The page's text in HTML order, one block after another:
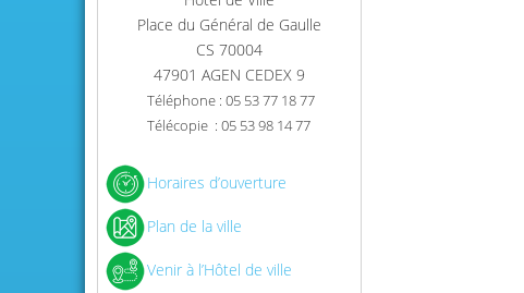
Place du Général de Gaulle
CS 70004
47901 AGEN CEDEX 9
Téléphone : 05 53 77 18 77
Télécopie : 05 53 98 14 77
Horaires d’ouverture
Plan de la ville
Venir à l’Hôtel de ville